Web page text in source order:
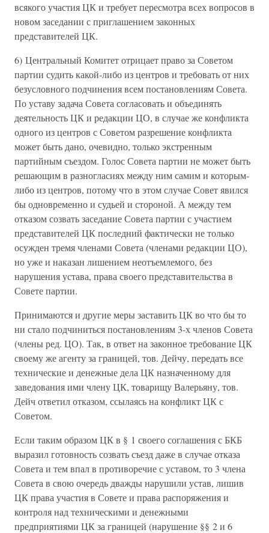
всякого участия ЦК и требует пересмотра всех вопросов в
новом заседании с приглашением законных
представителей ЦК.
6) Центральный Комитет отрицает право за Советом
партии судить какой-либо из центров и требовать от них
безусловного подчинения всем постановлениям Совета.
По уставу задача Совета согласовать и объединять
деятельность ЦК и редакции ЦО, в случае же конфликта
одного из центров с Советом разрешение конфликта
может быть дано, очевидно, только экстренным
партийным съездом. Голос Совета партии не может быть
решающим в разногласиях между ним самим и которым-
либо из центров, потому что в этом случае Совет явился
бы одновременно и судьей и стороной. А между тем
отказом созвать заседание Совета партии с участием
представителей ЦК последний фактически не только
осужден тремя членами Совета (членами редакции ЦО),
но уже и наказан лишением неотъемлемого, без
нарушения устава, права своего представительства в
Совете партии.
Принимаются и другие меры заставить ЦК во что бы то
ни стало подчиниться постановлениям 3-х членов Совета
(члены ред. ЦО). Так, в ответ на законное требование ЦК
своему же агенту за границей, тов. Дейчу, передать все
технические и денежные дела ЦК назначенному для
заведования ими члену ЦК, товарищу Валерьяну, тов.
Дейч ответил отказом, ссылаясь на конфликт ЦК с
Советом.
Если таким образом ЦК в § 1 своего соглашения с БКБ
выразил готовность созвать съезд даже в случае отказа
Совета и тем впал в противоречие с уставом, то 3 члена
Совета в свою очередь дважды нарушили устав, лишив
ЦК права участия в Совете и права распоряжения и
контроля над техническими и денежными
предприятиями ЦК за границей (нарушение §§ 2 и 6